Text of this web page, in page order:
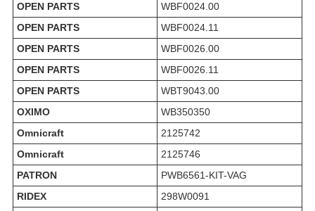
OPEN PARTS
WBF0024.00
OPEN PARTS
WBF0024.11
OPEN PARTS
WBF0026.00
OPEN PARTS
WBF0026.11
OPEN PARTS
WBT9043.00
OXIMO
WB350350
Omnicraft
2125742
Omnicraft
2125746
PATRON
PWB6561-KIT-VAG
RIDEX
298W0091